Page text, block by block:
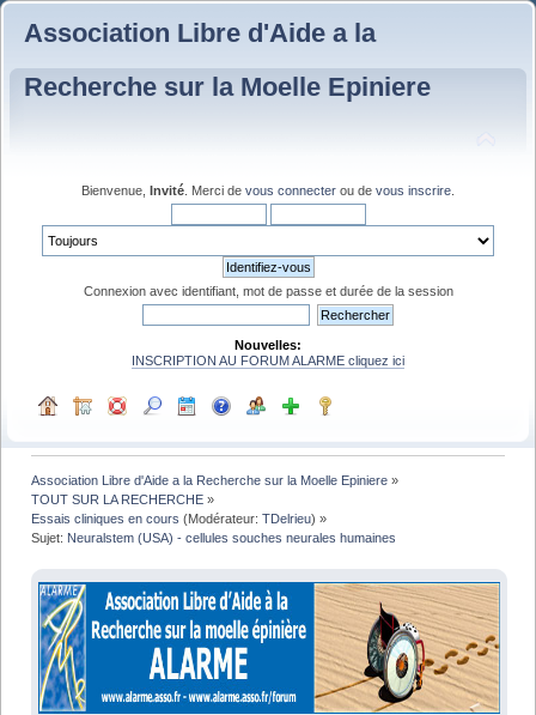
Association Libre d'Aide a la
Recherche sur la Moelle Epiniere
Bienvenue, Invité . Merci de vous connecter ou de vous inscrire
Connexion avec identifiant, mot de passe et durée de la session
Nouvelles:
INSCRIPTION AU FORUM ALARME cliquez ici
Association Libre d'Aide a la Recherche sur la Moelle Epiniere »
TOUT SUR LA RECHERCHE »
Essais cliniques en cours (Modérateur:TDelrieu) »
Sujet: Neuralstem (USA) - cellules souches neurales humaines